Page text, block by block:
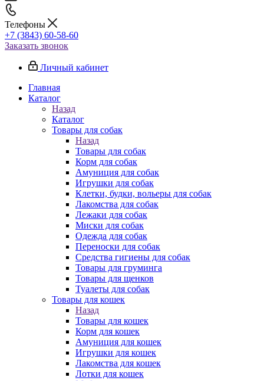
Телефоны
+7 (3843) 60-58-60
Заказать звонок
Личный кабинет
Главная
Каталог
Назад
Каталог
Товары для собак
Назад
Товары для собак
Корм для собак
Амуниция для собак
Игрушки для собак
Клетки, будки, вольеры для собак
Лакомства для собак
Лежаки для собак
Миски для собак
Одежда для собак
Переноски для собак
Средства гигиены для собак
Товары для груминга
Товары для щенков
Туалеты для собак
Товары для кошек
Назад
Товары для кошек
Корм для кошек
Амуниция для кошек
Игрушки для кошек
Лакомства для кошек
Лотки для кошек